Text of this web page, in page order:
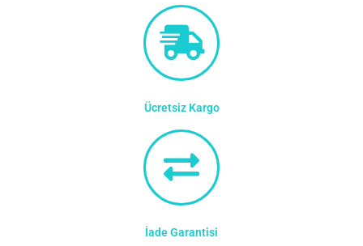
Ücretsiz Kargo
İade Garantisi